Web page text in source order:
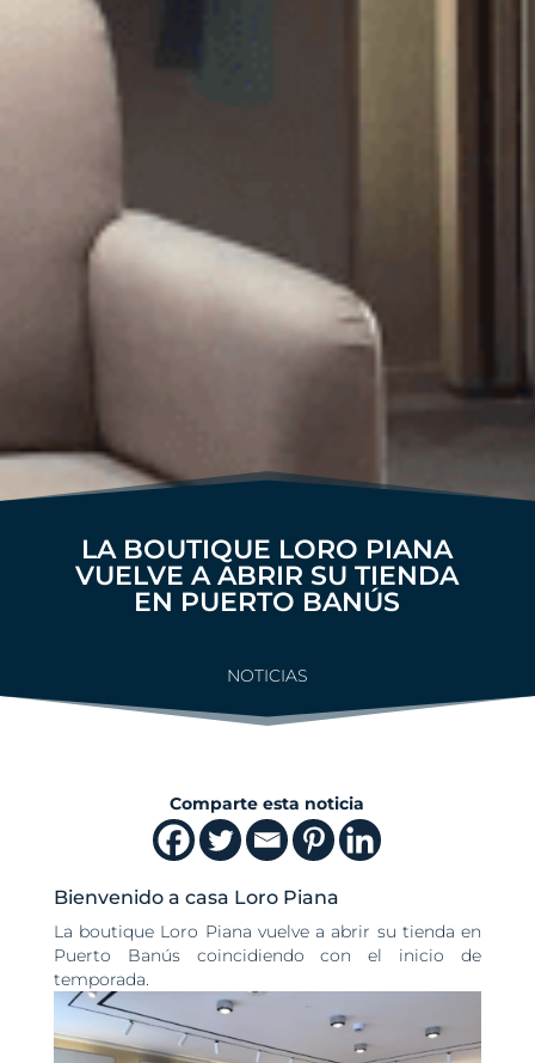
LA BOUTIQUE LORO PIANA
VUELVE A ABRIR SU TIENDA
EN PUERTO BANÚS
NOTICIAS
Comparte esta noticia
Bienvenido a casa Loro Piana
La boutique Loro Piana vuelve a abrir su tienda en
Puerto Banús coincidiendo con el inicio de
temporada.